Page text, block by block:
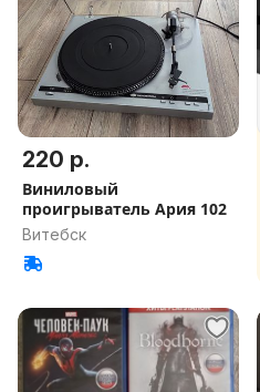
220 р.
Виниловый
проигрыватель Ария 102
Витебск